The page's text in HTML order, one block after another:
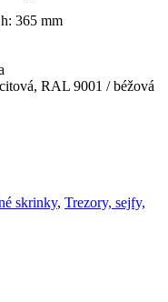
365 mm
RAL 9001 / béžová
skrinky, Trezory, sejfy,